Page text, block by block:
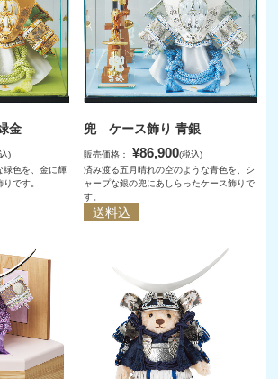
金
)
緑色を、金に輝
です。
兜 ケース飾り 青銀
販売価格： ¥86,900(税込)
済み渡る五月晴れの空のような青色を、シ
ャープな銀の兜にあしらったケース飾りで
す。
送料込